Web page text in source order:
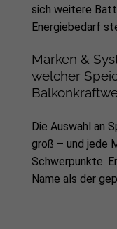
sich weitere
Energiebedarf
Marken &
welcher
Die Auswahl an
groß – und jede
Schwerpunkte.
Name als der